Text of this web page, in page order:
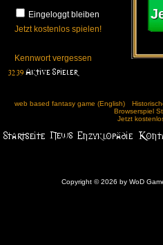
Eingeloggt bleiben
Jetzt kostenlos spielen!
Kennwort vergessen
web based fantasy game (English)
Browserspiel
Jetzt
Copyright © 2026 by WoD